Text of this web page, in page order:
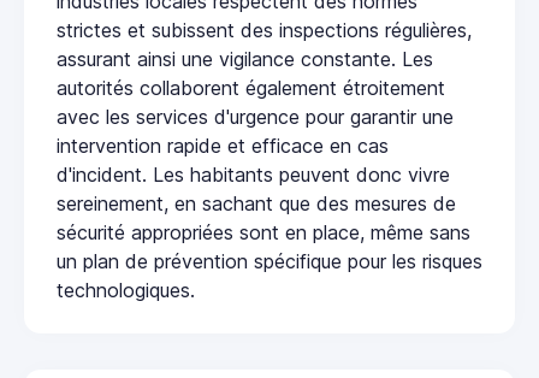
strictes et subissent des inspections régulières,
assurant ainsi une vigilance constante. Les
autorités collaborent également étroitement
avec les services d'urgence pour garantir une
intervention rapide et efficace en cas
d'incident. Les habitants peuvent donc vivre
sereinement, en sachant que des mesures de
sécurité appropriées sont en place, même sans
un plan de prévention spécifique pour les risques
technologiques.